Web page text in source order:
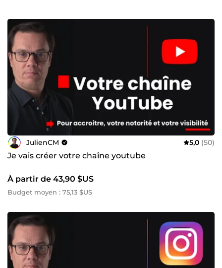
attire vos clients là où ils en ont besoin !
JulienCM 5,0 (50)
Je vais créer votre chaîne youtube
À partir de 43,90 $US
Budget moyen : 75,13 $US